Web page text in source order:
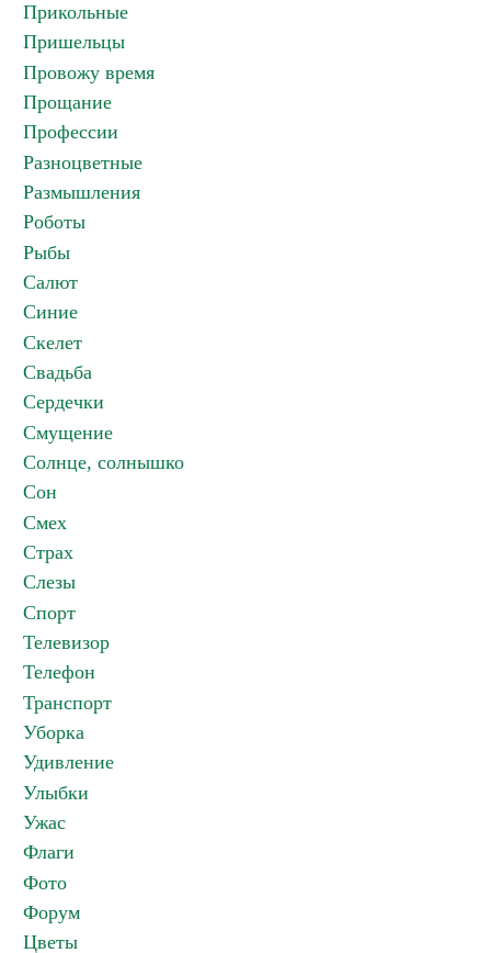
Прикольные
Пришельцы
Провожу время
Прощание
Профессии
Разноцветные
Размышления
Роботы
Рыбы
Салют
Синие
Скелет
Свадьба
Сердечки
Смущение
Солнце, солнышко
Сон
Смех
Страх
Слезы
Спорт
Телевизор
Телефон
Транспорт
Уборка
Удивление
Улыбки
Ужас
Флаги
Фото
Форум
Цветы